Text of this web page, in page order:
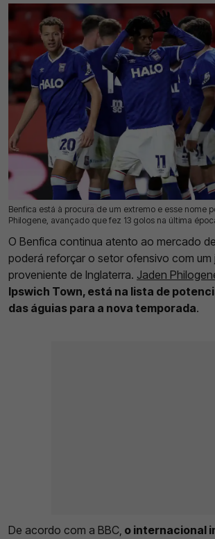
Benfica está à procura de um extremo e esse nome
Philogene, avançado que fez 13 golos na última
17 Jul 2026 | 10:20 | 0
O Benfica continua atento ao mercado
poderá reforçar o setor ofensivo com um
proveniente de Inglaterra. Jaden
Ipswich Town, está na lista de
das águias para a nova temporada.
De acordo com a BBC, o internacional